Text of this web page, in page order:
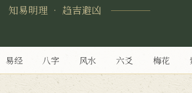
知易明理 • 趋吉避凶
易经 八字 风水 六爻 梅花